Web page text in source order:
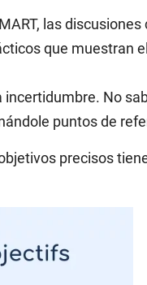
las
que muestran
No
puntos de
precisos